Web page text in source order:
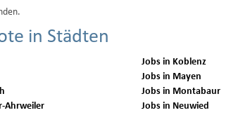
in Städten
Ahrweiler
Jobs in Koblenz
Jobs in Mayen
Jobs in Montabaur
Jobs in Neuwied